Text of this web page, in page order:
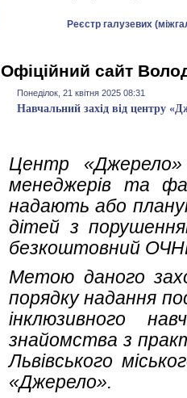
Реєстр галузевих
Офіційний сайт
Понеділок, 21 квітня 2025 08:31
Навчальний захід від центру
Центр «Джерело»
менеджерів та
надають або
дітей з
безкоштовний
Метою даного
порядку надання
інклюзивного
знайомства з
Львівського
«Джерело».